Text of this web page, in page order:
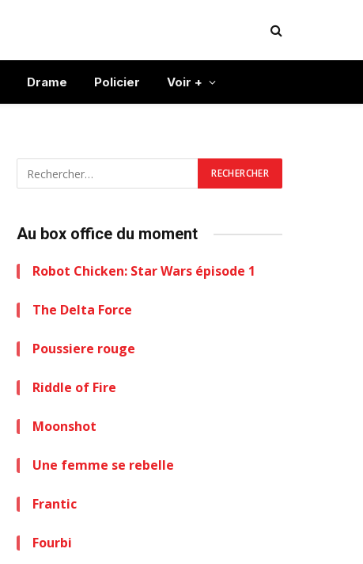
Drame Policier Voir +
Au box office du moment
Robot Chicken: Star Wars épisode 1
The Delta Force
Poussiere rouge
Riddle of Fire
Moonshot
Une femme se rebelle
Frantic
Fourbi